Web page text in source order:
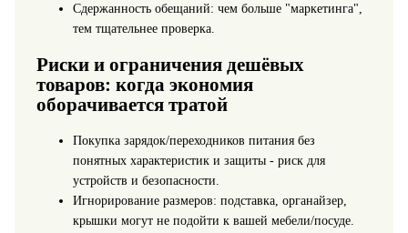
Сдержанность обещаний: чем больше "маркетинга",
тем тщательнее проверка.
Риски и ограничения дешёвых
товаров: когда экономия
оборачивается тратой
Покупка зарядок/переходников питания без
понятных характеристик и защиты - риск для
устройств и безопасности.
Игнорирование размеров: подставка, органайзер,
крышки могут не подойти к вашей мебели/посуде.